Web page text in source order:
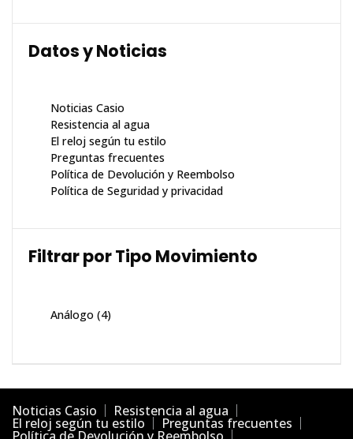
Datos y Noticias
Noticias Casio
Resistencia al agua
El reloj según tu estilo
Preguntas frecuentes
Política de Devolución y Reembolso
Política de Seguridad y privacidad
Filtrar por Tipo Movimiento
Análogo (4)
Noticias Casio Resistencia al agua
El reloj según tu estilo Preguntas frecuentes